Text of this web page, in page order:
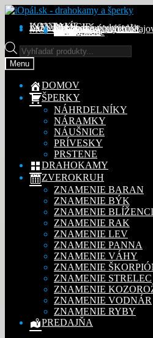
Preskočiť
navigáciu
Preskočiť
obsah
KONTAKT
INFORMÁCIE
Obchodné podmienky
Reklamačný poriadok
Ochrana osobných
MÔJ ÚČETObjednávky
Adresy
Detaily účtu
Na stiahnutie
Products
search
Menu
DOMOV
ŠPERKY
NÁHRDELNÍKY
NÁRAMKY
NÁUŠNICE
PRÍVESKY
PRSTENE
DRAHOKAMY
ZVEROKRUH
ZNAMENIE BARAN
ZNAMENIE BÝK
ZNAMENIE BLÍŽENCI
ZNAMENIE RAK
ZNAMENIE LEV
ZNAMENIE PANNA
ZNAMENIE VÁHY
ZNAMENIE
ZNAMENIE STRELEC
ZNAMENIE
ZNAMENIE VODNÁR
ZNAMENIE RYBY
PREDAJŇA